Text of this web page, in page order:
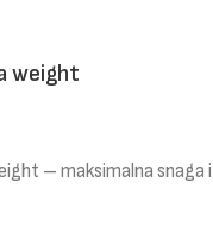
weight
– maksimalna snaga i